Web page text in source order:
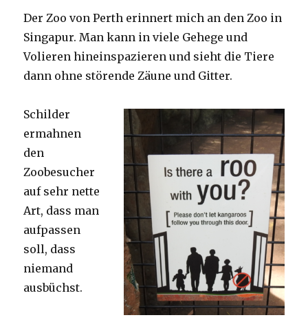
Perth
Der Zoo von Perth erinnert mich an den Zoo in
Singapur. Man kann in viele Gehege und
Volieren hineinspazieren und sieht die Tiere
dann ohne störende Zäune und Gitter.
Schilder
ermahnen
den
Zoobesucher
auf sehr nette
Art, dass man
aufpassen
soll, dass
niemand
ausbüchst.